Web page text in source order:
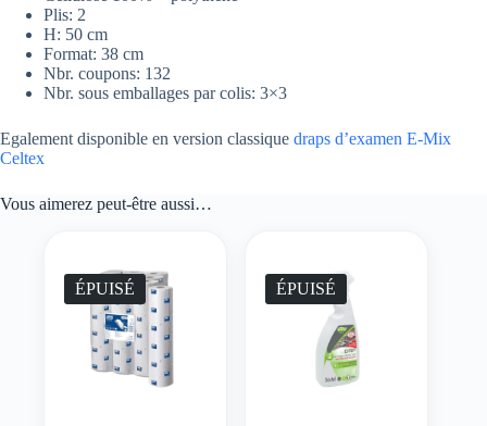
Plis: 2
H: 50 cm
Format: 38 cm
Nbr. coupons: 132
Nbr. sous emballages par colis: 3×3
Egalement disponible en version classique draps d’examen E-Mix
Celtex
Vous aimerez peut-être aussi…
ÉPUISÉ ÉPUISÉ